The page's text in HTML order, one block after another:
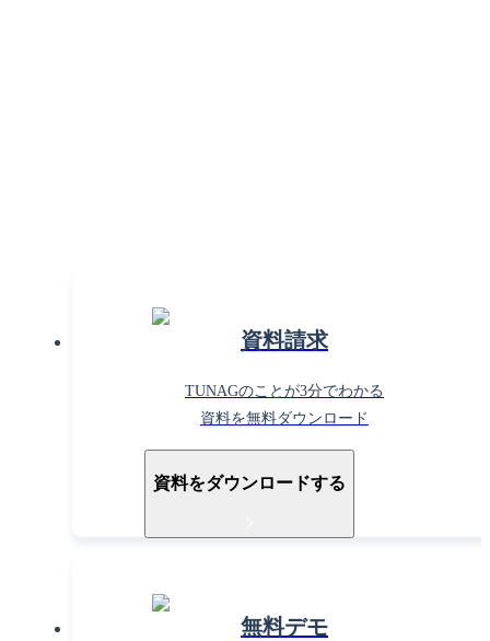
資料請求
TUNAGのことが3分でわかる
資料を無料ダウンロード
資料をダウンロードする
無料デモ